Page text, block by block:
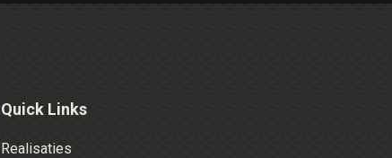
Quick Links
Realisaties